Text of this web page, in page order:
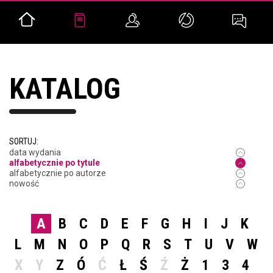
KATALOG
SORTUJ:
data wydania
alfabetycznie po tytule
alfabetycznie po autorze
nowość
A B C D E F G H I J
K
L
M N O P Q R S T U V
W
X
Y Z Ó Ć Ł Ś Ź Ż 1 3 4